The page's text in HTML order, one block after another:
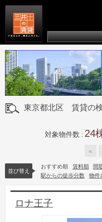
東京都北区 賃貸の
対象物件数 24
«
並び替え
おすすめ順 賃料順 間
駅からの徒歩分数
物件
ロナ王子